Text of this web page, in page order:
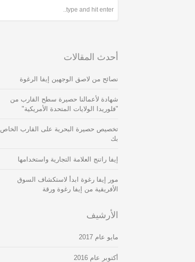
أحدث المقالات
نصائح من لاصق الوجهين إيفا الرغوة
شهادة لأعمالنا حصيرة سطح القارب من
"فلوريدا الولايات المتحدة الأمريكية"
تخصيص حصيرة البحرية على القارب الخاص
بك
إيفا راتنج العلامة التجارية واستخدامها
مور إيفا رغوة ابدأ لاستكشاف السوق
الأفريقية من إيفا رغوة ورقة
الأرشيف
مايو عام 2017
أكتوبر عام 2016